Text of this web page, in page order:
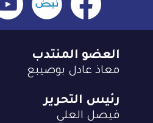
العضو المنتدب
معاذ عادل بوصيبع
رئيس التحرير
فيصل العلي